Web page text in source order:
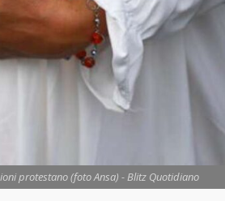
protestano (foto Ansa) - Blitz Quotidiano